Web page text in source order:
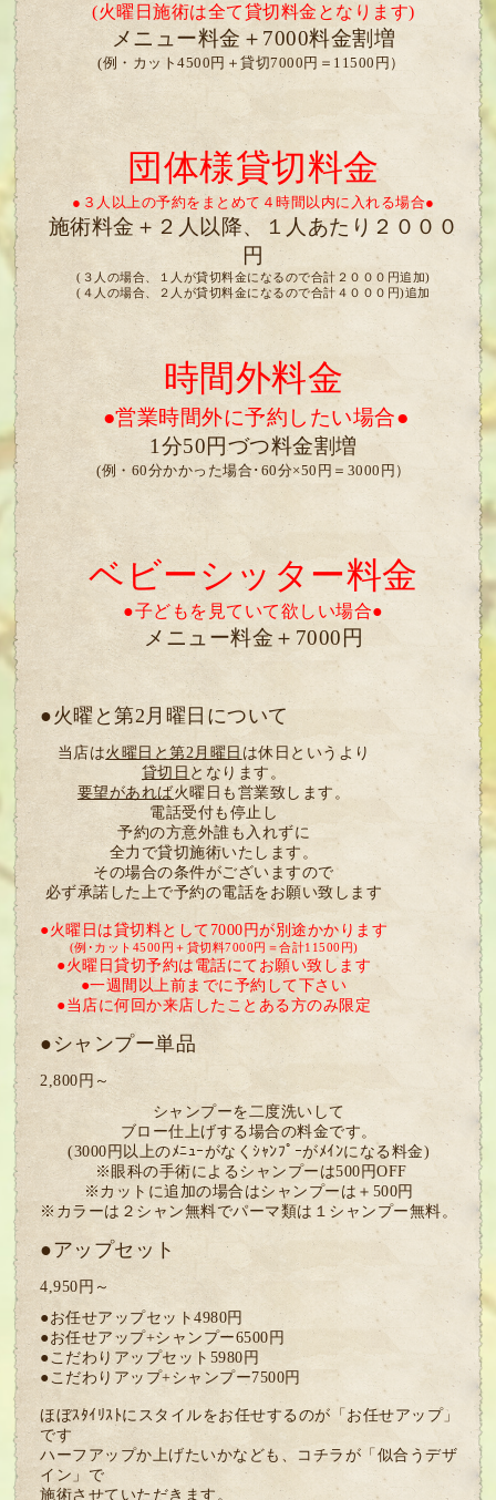
(火曜日施術は全て貸切料金となります)
メニュー料金＋7000料金割増
(例・カット4500円＋貸切7000円＝11500円）
団体様貸切料金
●３人以上の予約をまとめて４時間以内に入れる場合●
施術料金＋２人以降、１人あたり２０００
円
(３人の場合、１人が貸切料金になるので合計２０００円追加)
(４人の場合、２人が貸切料金になるので合計４０００円)追加
時間外料金
●営業時間外に予約したい場合●
1分50円づつ料金割増
(例・60分かかった場合･60分×50円＝3000円）
ベビーシッター料金
●子どもを見ていて欲しい場合●
メニュー料金＋7000円
●火曜と第2月曜日について
当店は火曜日と第2月曜日 は休日というより
貸切日 となります。
要望があれば火曜日も営業致します。
電話受付も停止し
予約の方意外誰も入れずに
全力で貸切施術いたします。
その場合の条件がございますので
必ず承諾した上で予約の電話をお願い致します
●火曜日は貸切料として7000円が別途かかります
(例･カット4500円＋貸切料7000円＝合計11500円)
●火曜日貸切予約は電話にてお願い致します
●一週間以上前までに予約して下さい
●当店に何回か来店したことある方のみ限定
●シャンプー単品
2,800円～
シャンプーを二度洗いして
ブロー仕上げする場合の料金です。
(3000円以上のﾒﾆｭｰがなくｼｬﾝﾌﾟｰがﾒｲﾝになる料金)
※眼科の手術によるシャンプーは500円OFF
※カットに追加の場合はシャンプーは＋500円
※カラーは２シャン無料でパーマ類は１シャンプー無料。
●アップセット
4,950円～
●お任せアップセット4980円
●お任せアップ+シャンプー6500円
●こだわりアップセット5980円
●こだわりアップ+シャンプー7500円
ほぼｽﾀｲﾘｽﾄにスタイルをお任せするのが「お任せアップ」
です
ハーフアップか上げたいかなども、コチラが「似合うデザ
イン」で
施術させていただきます。